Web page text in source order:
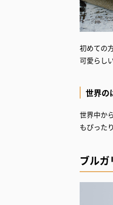
初めての
可愛らし
世界の
世界中か
もぴった
ブル